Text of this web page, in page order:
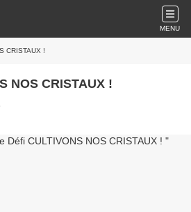
MENU
CRISTAUX !
NOS CRISTAUX !